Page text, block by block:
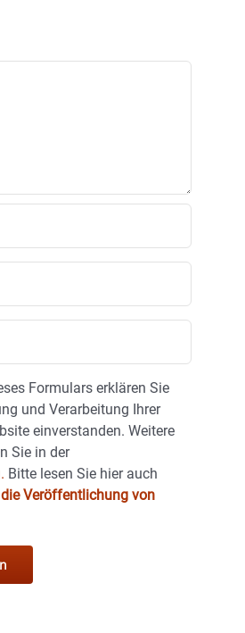
Formulars erklären Sie
und Verarbeitung Ihrer
einverstanden. Weitere
Sie in der
Bitte lesen Sie hier auch
Veröffentlichung von